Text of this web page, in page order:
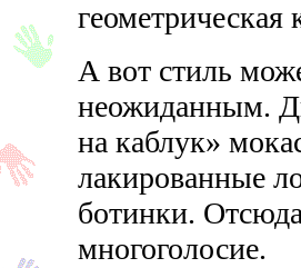
геометрическая
А вот стиль
неожиданным.
на каблук»
лакированные
ботинки.
многоголосие.